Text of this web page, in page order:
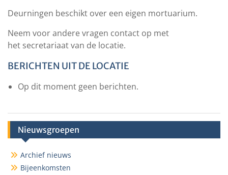
Deurningen beschikt over een eigen mortuarium.
Neem voor andere vragen contact op met
het secretariaat van de locatie.
BERICHTEN UIT DE LOCATIE
Op dit moment geen berichten.
Nieuwsgroepen
Archief nieuws
Bijeenkomsten